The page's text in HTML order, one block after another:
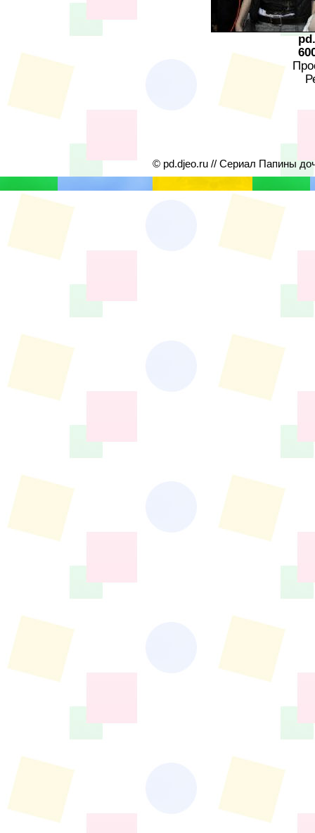
© pd.djeo.ru // Сериал Папины